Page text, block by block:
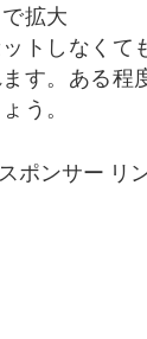
拡大
トしなくて
す。ある程
う。
スポンサー リ